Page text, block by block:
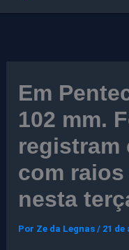
Em
102 mm.
registram
com
nesta
Por Ze da Legnas/ 21 de